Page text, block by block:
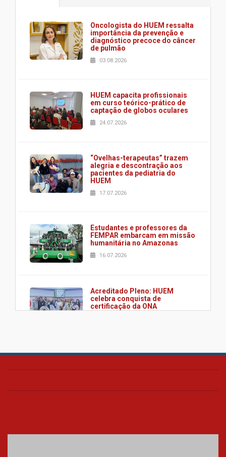
Oncologista do HUEM ressalta
importância da prevenção e
diagnóstico precoce do câncer
de pulmão
03.08.2026
HUEM capacita profissionais
em curso teórico-prático de
captação de globos oculares
24.07.2026
“Ovelhas-terapeutas” trazem
alegria e descontração aos
pacientes da pediatria do
HUEM
17.07.2026
Estudantes e professores da
FEMPAR embarcam em missão
humanitária no Amazonas
16.07.2026
Acreditado Pleno: HUEM
celebra conquista de
certificação da ONA
HUEM é o primeiro hospital do
UTI's inteligentes